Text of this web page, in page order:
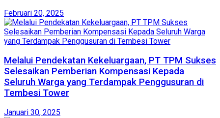
Februari 20, 2025
Melalui Pendekatan Kekeluargaan, PT TPM Sukses
Selesaikan Pemberian Kompensasi Kepada
Seluruh Warga yang Terdampak Penggusuran di
Tembesi Tower
Januari 30, 2025